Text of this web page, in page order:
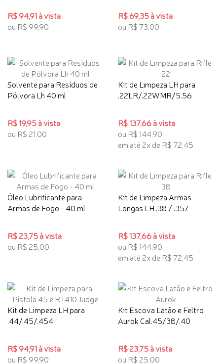
R$ 94,91 à vista
ou R$ 99,90
R$ 69,35 à vista
ou R$ 73,00
Solvente para Resíduos de
Pólvora Lh 40 ml
R$ 19,95 à vista
ou R$ 21,00
Kit de Limpeza LH para
.22LR/.22WMR/5.56
R$ 137,66 à vista
ou R$ 144,90
em até 2x de R$ 72,45
Óleo Lubrificante para
Armas de Fogo - 40 ml
R$ 23,75 à vista
ou R$ 25,00
Kit de Limpeza Armas
Longas LH .38 / .357
R$ 137,66 à vista
ou R$ 144,90
em até 2x de R$ 72,45
Kit de Limpeza LH para
.44/.45/.454
R$ 94,91 à vista
ou R$ 99,90
Kit Escova Latão e Feltro
Aurok Cal.45/38/.40
R$ 23,75 à vista
ou R$ 25,00